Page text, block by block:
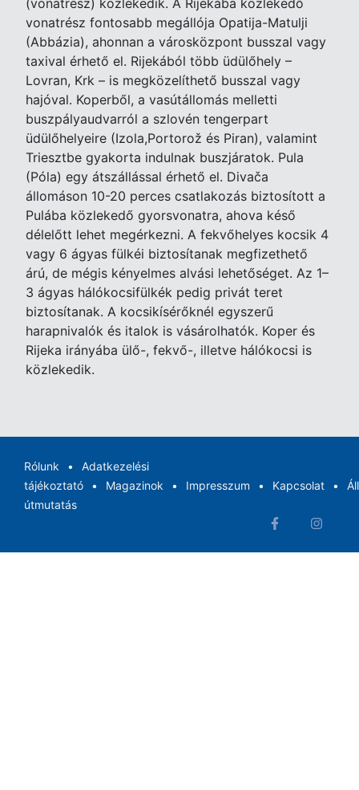
(vonatrész) közlekedik. A Rijekába közlekedő
vonatrész fontosabb megállója Opatija-Matulji
(Abbázia), ahonnan a városközpont busszal vagy
taxival érhető el. Rijekából több üdülőhely –
Lovran, Krk – is megközelíthető busszal vagy
hajóval. Koperből, a vasútállomás melletti
buszpályaudvarról a szlovén tengerpart
üdülőhelyeire (Izola,Portorož és Piran), valamint
Triesztbe gyakorta indulnak buszjáratok. Pula
(Póla) egy átszállással érhető el. Divača
állomáson 10-20 perces csatlakozás biztosított a
Pulába közlekedő gyorsvonatra, ahova késő
délelőtt lehet megérkezni. A fekvőhelyes kocsik 4
vagy 6 ágyas fülkéi biztosítanak megfizethető
árú, de mégis kényelmes alvási lehetőséget. Az 1–
3 ágyas hálókocsifülkék pedig privát teret
biztosítanak. A kocsikísérőknél egyszerű
harapnivalók és italok is vásárolhatók. Koper és
Rijeka irányába ülő-, fekvő-, illetve hálókocsi is
közlekedik.
Rólunk
Adatkezelési
tájékoztató
Magazinok Impresszum Kapcsolat
útmutatás